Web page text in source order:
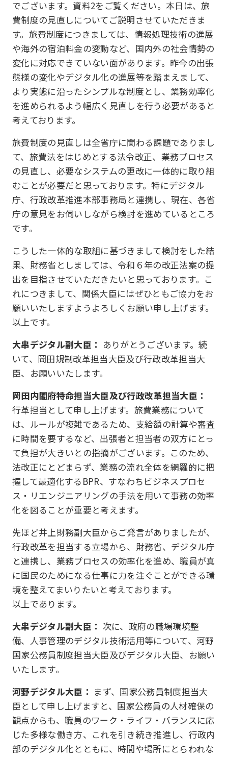
でございます。資料2をご覧ください。本日は、旅
費制度の見直しについてご説明させていただきま
す。旅費制度につきましては、情報処理技術の進展
や海外の宿泊料金の変動など、国内外の社会情勢の
変化に対応できていない面があります。昨今の出張
態様の変化やデジタル化の進展等を踏まえまして、
より実態に沿ったシンプルな制度とし、業務効率化
を進められるよう幅広く見直しを行う必要があると
考えております。
旅費制度の見直しは全省庁に関わる課題でありまし
て、旅費法をはじめとする法令改正、業務プロセス
の見直し、必要なシステムの更改に一体的に取り組
むことが必要だと思っております。特にデジタル
庁、行政改革推進本部事務局と連携し、現在、各省
庁の意見をお伺いしながら検討を進めているところ
です。
こうした一体的な取組に基づきまして検討をした結
果、財務省としましては、令和６年の改正法案の提
出を目指させていただきたいと思っております。こ
れにつきまして、関係大臣にはぜひともご協力をお
願いいたしますようよろしくお願い申し上げます。
以上です。
大串デジタル副大臣： ありがとうございます。続
いて、岡田規制改革担当大臣及び行政改革担当大
臣、お願いいたします。
岡田内閣府特命担当大臣及び行政改革担当大臣：
行革担当として申し上げます。旅費業務について
は、ルールが複雑であるため、支給額の計算や審査
に時間を要するなど、出張者と担当者の双方にとっ
て負担が大きいとの指摘がございます。このため、
法改正にとどまらず、業務の流れ全体を網羅的に把
握して最適化するBPR、すなわちビジネスプロセ
ス・リエンジニアリングの手法を用いて事務の効率
化を図ることが重要と考えます。
先ほど井上財務副大臣からご発言がありましたが、
行政改革を担当する立場から、財務省、デジタル庁
と連携し、業務プロセスの効率化を進め、職員が真
に国民のためになる仕事に力を注ぐことができる環
境を整えてまいりたいと考えております。
以上であります。
大串デジタル副大臣： 次に、政府の職場環境整
備、人事管理のデジタル技術活用等について、河野
国家公務員制度担当大臣及びデジタル大臣、お願い
いたします。
河野デジタル大臣： まず、国家公務員制度担当大
臣として申し上げますと、国家公務員の人材確保の
観点からも、職員のワーク・ライフ・バランスに応
じた多様な働き方、これを引き続き推進し、行政内
部のデジタル化とともに、時間や場所にとらわれな